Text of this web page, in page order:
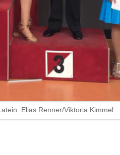
Elias Renner/Viktoria Kimmel